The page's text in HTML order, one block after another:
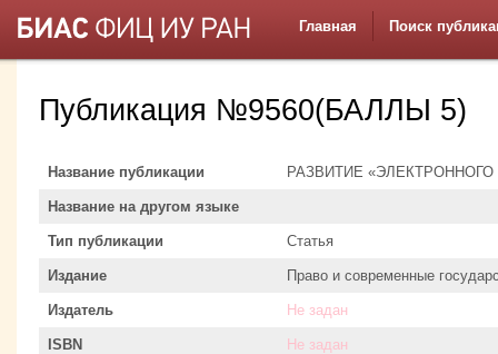
Главная Поиск
Публикация №9560(БАЛЛЫ 5)
Название публикации РАЗВИТИЕ
Название на другом языке
Тип публикации Статья
Издание Право и современные
Издатель Не задан
ISBN Не задан